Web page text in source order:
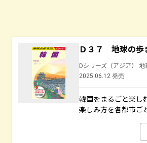
Ｄ３７ 地球の
Dシリーズ（アジア）
2025.06.12 発売
韓国をまるごと楽し
楽しみ方を各都市ご